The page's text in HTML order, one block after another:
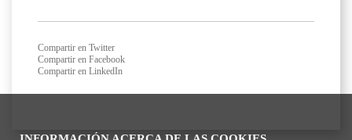
Compartir en Twitter
Compartir en Facebook
Compartir en LinkedIn